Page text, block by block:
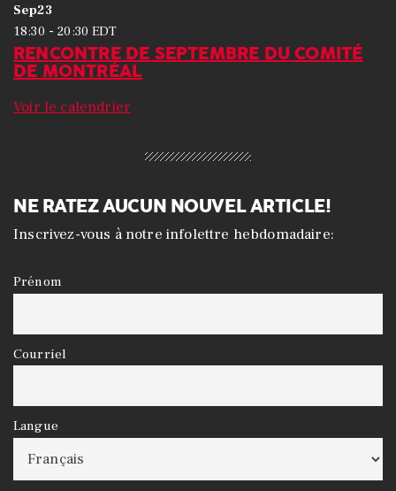
Sep23
18:30 -20:30 EDT
RENCONTRE DE SEPTEMBRE DU COMITÉ
DE MONTRÉAL
Voir le calendrier
NE RATEZ AUCUN NOUVEL ARTICLE!
Inscrivez-vous à notre infolettre hebdomadaire:
Prénom
Courriel
Langue